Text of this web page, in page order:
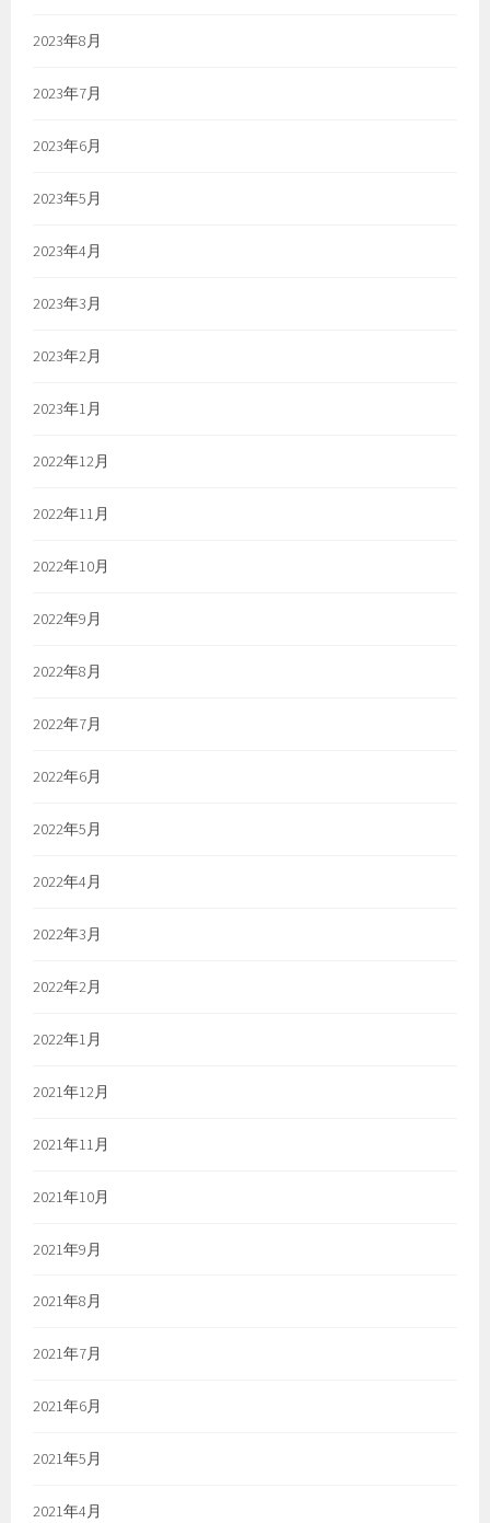
2023年8月
2023年7月
2023年6月
2023年5月
2023年4月
2023年3月
2023年2月
2023年1月
2022年12月
2022年11月
2022年10月
2022年9月
2022年8月
2022年7月
2022年6月
2022年5月
2022年4月
2022年3月
2022年2月
2022年1月
2021年12月
2021年11月
2021年10月
2021年9月
2021年8月
2021年7月
2021年6月
2021年5月
2021年4月